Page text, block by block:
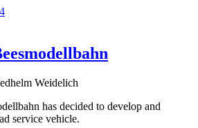
Weidelich
has decided to develop and
service vehicle.